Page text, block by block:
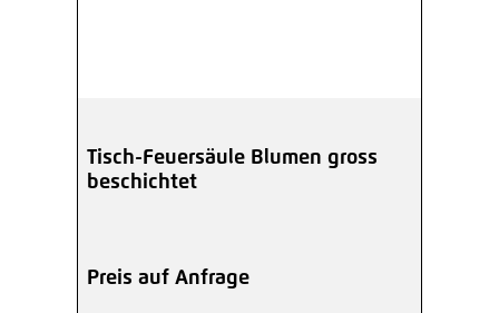
Tisch-Feuersäule Blumen gross
beschichtet
Preis auf Anfrage